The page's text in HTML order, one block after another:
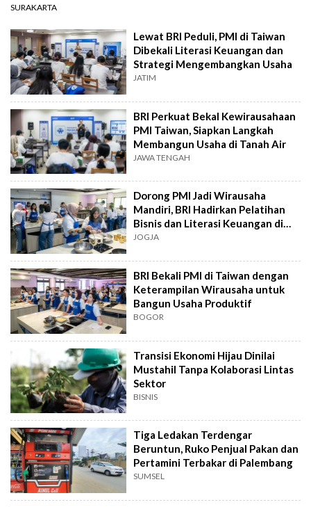
SURAKARTA
Lewat BRI Peduli, PMI di Taiwan
Dibekali Literasi Keuangan dan
Strategi Mengembangkan Usaha
JATIM
BRI Perkuat Bekal Kewirausahaan
PMI Taiwan, Siapkan Langkah
Membangun Usaha di Tanah Air
JAWA TENGAH
Dorong PMI Jadi Wirausaha
Mandiri, BRI Hadirkan Pelatihan
Bisnis dan Literasi Keuangan di
Taiwan
JOGJA
BRI Bekali PMI di Taiwan dengan
Keterampilan Wirausaha untuk
Bangun Usaha Produktif
BOGOR
Transisi Ekonomi Hijau Dinilai
Mustahil Tanpa Kolaborasi Lintas
Sektor
BISNIS
Tiga Ledakan Terdengar
Beruntun, Ruko Penjual Pakan dan
Pertamini Terbakar di Palembang
SUMSEL